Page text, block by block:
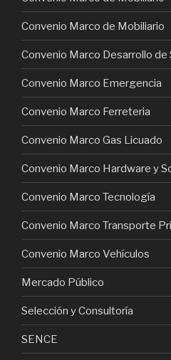
Convenio Marco de Mobiliario
Convenio Marco Desarrollo de
Convenio Marco Emergencia
Convenio Marco Ferreteria
Convenio Marco Gas Licuado
Convenio Marco Hardware y
Convenio Marco Tecnología
Convenio Marco Transporte
Convenio Marco Vehículos
Mercado Público
Selección y Consultoría
SENCE